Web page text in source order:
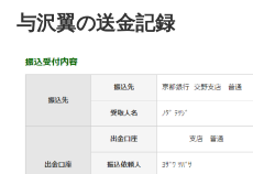
与沢翼の送金記録